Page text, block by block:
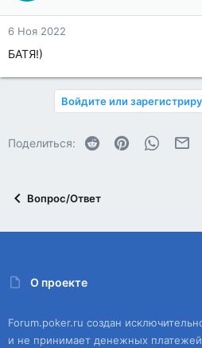
6 Ноя 2022
БАТЯ!)
Войдите или
Поделиться: Reddit Pinterest
Вопрос/Ответ
О проекте
Forum.poker.ru создан
и не принимает денежных